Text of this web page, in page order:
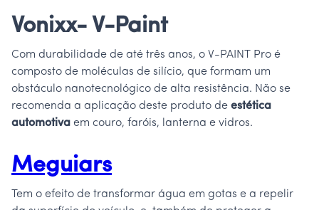
Vonixx- V-Paint
Com durabilidade de até três anos, o V-PAINT Pro é
composto de moléculas de silício, que formam um
obstáculo nanotecnológico de alta resistência. Não se
recomenda a aplicação deste produto de estética
automotiva em couro, faróis, lanterna e vidros.
Meguiars
Tem o efeito de transformar água em gotas e a repelir